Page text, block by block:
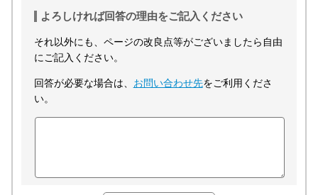
よろしければ回答の理由をご記入ください
それ以外にも、ページの改良点等がございましたら自由
にご記入ください。
回答が必要な場合は、 お問い合わせ先をご利用くださ
い。